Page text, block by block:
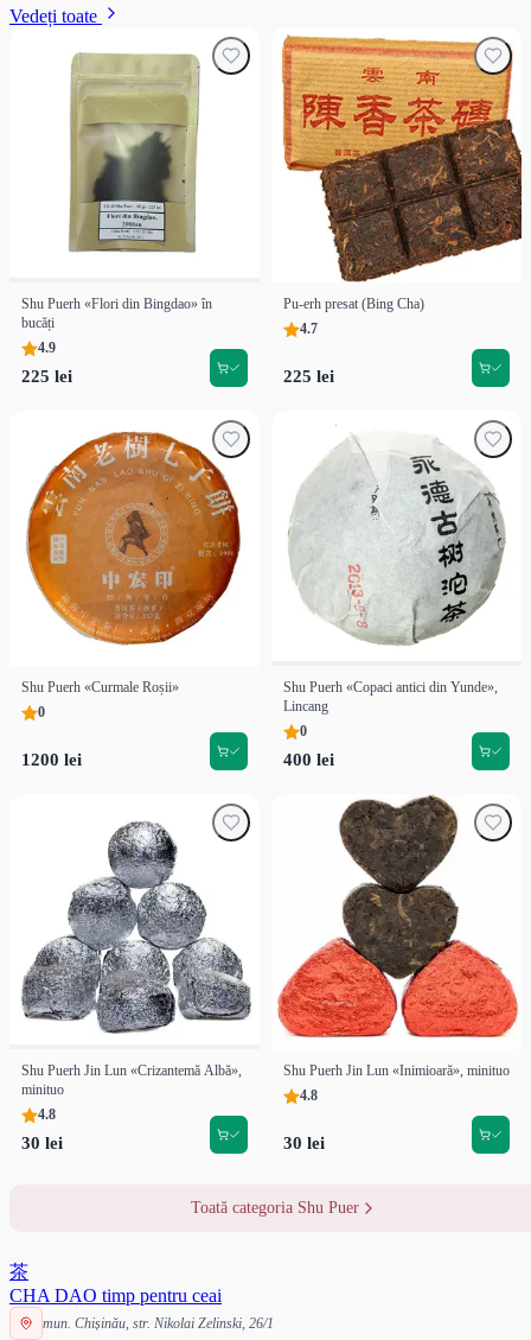
Vedeți toate
Shu Puerh «Flori din Bingdao» în
bucăți
4.9
225 lei
Pu-erh presat (Bing Cha)
4.7
225 lei
Shu Puerh «Curmale Roșii»
0
1200 lei
Shu Puerh «Copaci antici din Yunde»,
Lincang
0
400 lei
Shu Puerh Jin Lun «Crizantemă Albă»,
minituo
4.8
30 lei
Shu Puerh Jin Lun «Inimioară», minituo
4.8
30 lei
Toată categoria Shu Puer
茶
CHA DAO timp pentru ceai
mun. Chișinău, str. Nikolai Zelinski, 26/1